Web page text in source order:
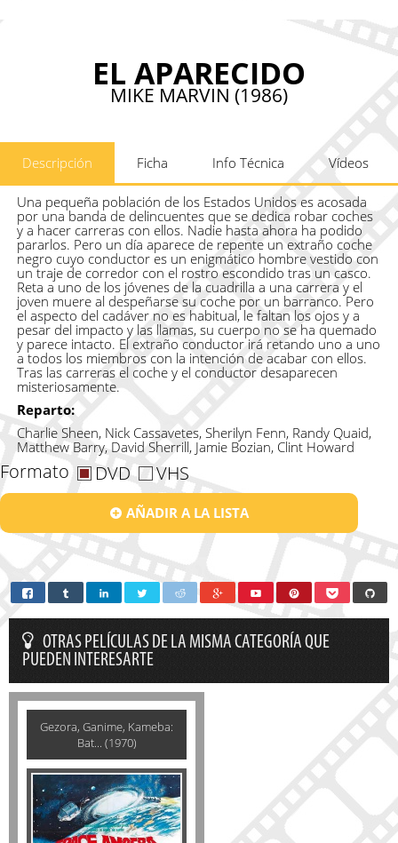
EL APARECIDO
MIKE MARVIN (1986)
Descripción Ficha Info Técnica Vídeos
Una pequeña población de los Estados Unidos es acosada
por una banda de delincuentes que se dedica robar coches
y a hacer carreras con ellos. Nadie hasta ahora ha podido
pararlos. Pero un día aparece de repente un extraño coche
negro cuyo conductor es un enigmático hombre vestido con
un traje de corredor con el rostro escondido tras un casco.
Reta a uno de los jóvenes de la cuadrilla a una carrera y el
joven muere al despeñarse su coche por un barranco. Pero
el aspecto del cadáver no es habitual, le faltan los ojos y a
pesar del impacto y las llamas, su cuerpo no se ha quemado
y parece intacto. El extraño conductor irá retando uno a uno
a todos los miembros con la intención de acabar con ellos.
Tras las carreras el coche y el conductor desaparecen
misteriosamente.
Reparto:
Charlie Sheen, Nick Cassavetes, Sherilyn Fenn, Randy Quaid,
Matthew Barry, David Sherrill, Jamie Bozian, Clint Howard
Formato DVD VHS
AÑADIR A LA LISTA
OTRAS PELÍCULAS DE LA MISMA CATEGORÍA QUE
PUEDEN INTERESARTE
Gezora, Ganime, Kameba:
Bat... (1970)